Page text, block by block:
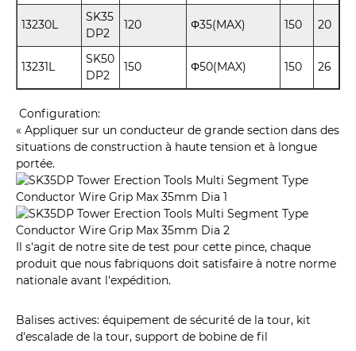
13230L
SK35
DP2
120 Φ35(MAX) 150 20
13231L
SK50
DP2
150 Φ50(MAX) 150 26
Configuration:
« Appliquer sur un conducteur de grande section dans des
situations de construction à haute tension et à longue
portée.
Il s'agit de notre site de test pour cette pince, chaque
produit que nous fabriquons doit satisfaire à notre norme
nationale avant l'expédition.
Balises actives: équipement de sécurité de la tour, kit
d'escalade de la tour, support de bobine de fil